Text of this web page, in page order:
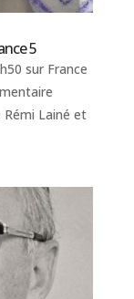
5
sur France
Rémi Lainé et